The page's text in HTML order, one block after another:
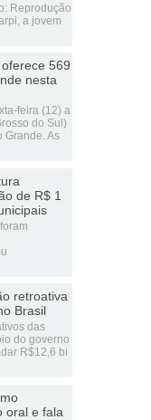
Reprodução
a jovem
569
nesta
feira (12) a
do Sul)
Grande. As
de R$ 1
retroativa
Brasil
das
do governo
R$12,6 bi
oral e fala